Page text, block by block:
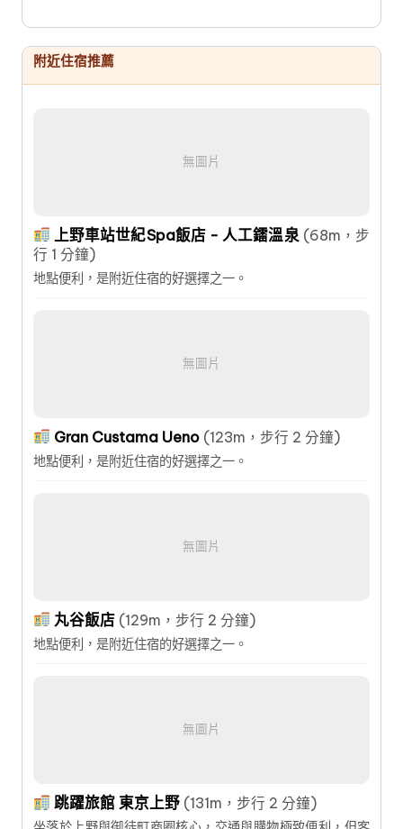
附近住宿推薦
無圖片
上野車站世紀Spa飯店 - 人工鐳溫泉 (68m，步
行 1 分鐘)
地點便利，是附近住宿的好選擇之一。
無圖片
Gran Custama Ueno (123m，步行 2 分鐘)
地點便利，是附近住宿的好選擇之一。
無圖片
丸谷飯店 (129m，步行 2 分鐘)
地點便利，是附近住宿的好選擇之一。
無圖片
跳躍旅館 東京上野 (131m，步行 2 分鐘)